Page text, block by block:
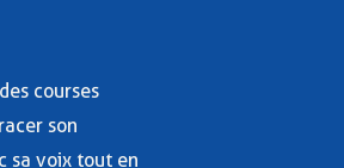
courses
son
sa voix tout en